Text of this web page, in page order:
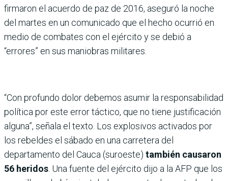
firmaron el acuerdo de paz de 2016, aseguró la noche
del martes en un comunicado que el hecho ocurrió en
medio de combates con el ejército y se debió a
“errores” en sus maniobras militares.
“Con profundo dolor debemos asumir la responsabilidad
política por este error táctico, que no tiene justificación
alguna”, señala el texto. Los explosivos activados por
los rebeldes el sábado en una carretera del
departamento del Cauca (suroeste) también causaron
56 heridos . Una fuente del ejército dijo a la AFP que los